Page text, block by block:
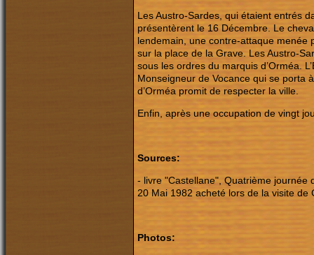
Les Austro-Sardes, qui étaient entrés
présentèrent le 16 Décembre. Le
lendemain, une contre-attaque menée
sur la place de la Grave. Les Austro-
sous les ordres du marquis d’Orméa.
Monseigneur de Vocance qui se porta
d’Orméa promit de respecter la ville.
Enfin, après une occupation de vingt
Sources:
- livre "Castellane", Quatrième journée
20 Mai 1982 acheté lors de la visite de
Photos: